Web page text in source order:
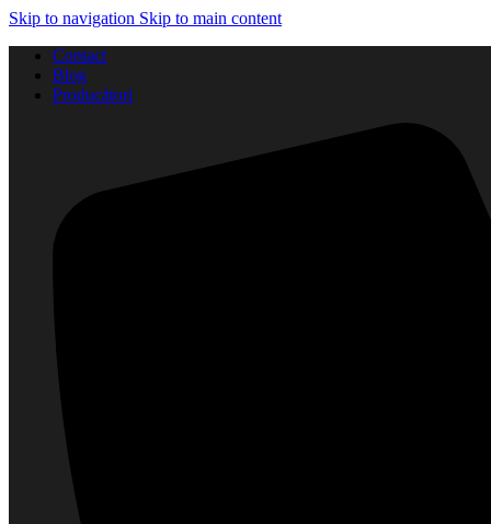
Skip to navigation Skip to main content
Contact
Blog
Producători